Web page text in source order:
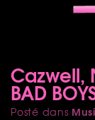
Cazwell,
BAD
Posté dans